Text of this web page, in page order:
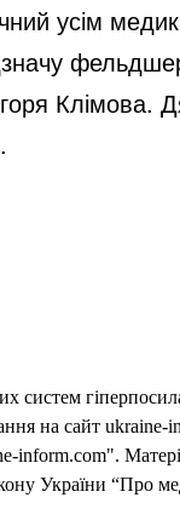
усім
систем
на сайт
України “Про